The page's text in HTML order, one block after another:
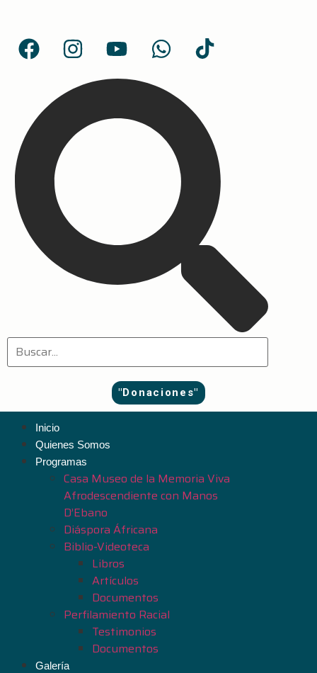
"Donaciones"
Inicio
Quienes Somos
Programas
Casa Museo de la Memoria Viva
Afrodescendiente con Manos
D’Ebano
Diáspora Áfricana
Biblio-Videoteca
Libros
Artículos
Documentos
Perfilamiento Racial
Testimonios
Documentos
Galería